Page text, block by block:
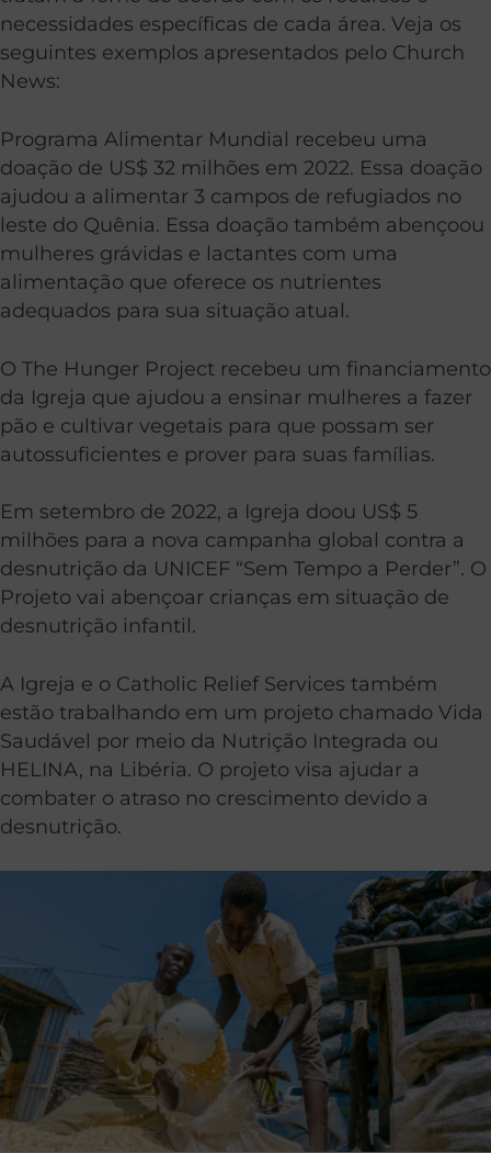
necessidades específicas de cada área. Veja os
seguintes exemplos apresentados pelo Church
News:
Programa Alimentar Mundial recebeu uma
doação de US$ 32 milhões em 2022. Essa doação
ajudou a alimentar 3 campos de refugiados no
leste do Quênia. Essa doação também abençoou
mulheres grávidas e lactantes com uma
alimentação que oferece os nutrientes
adequados para sua situação atual.
O The Hunger Project recebeu um financiamento
da Igreja que ajudou a ensinar mulheres a fazer
pão e cultivar vegetais para que possam ser
autossuficientes e prover para suas famílias.
Em setembro de 2022, a Igreja doou US$ 5
milhões para a nova campanha global contra a
desnutrição da UNICEF “Sem Tempo a Perder”. O
Projeto vai abençoar crianças em situação de
desnutrição infantil.
A Igreja e o Catholic Relief Services também
estão trabalhando em um projeto chamado Vida
Saudável por meio da Nutrição Integrada ou
HELINA, na Libéria. O projeto visa ajudar a
combater o atraso no crescimento devido a
desnutrição.